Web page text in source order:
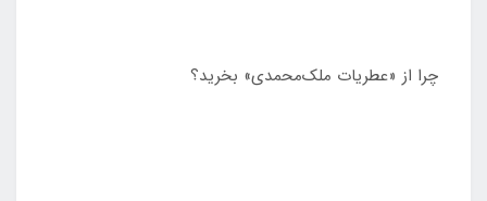
چرا از «عطریات ملک‌محمدی» بخرید؟